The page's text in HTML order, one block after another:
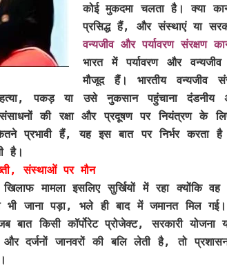
कोई मुकदमा चलता है। क्या
प्रसिद्ध हैं, और संस्थाएं या
वन्यजीव और पर्यावरण संरक्षण
भारत में पर्यावरण और
मौजूद हैं। भारतीय वन्यजीव
पकड़ या उसे नुकसान पहुंचाना दंडनीय
की रक्षा और प्रदूषण पर नियंत्रण के
प्रभावी हैं, यह इस बात पर निर्भर करता है
है।
संस्थाओं पर मौन
मामला इसलिए सुर्खियों में रहा क्योंकि वह
जाना पड़ा, भले ही बाद में जमानत मिल गई।
किसी कॉर्पोरेट प्रोजेक्ट, सरकारी योजना
दर्जनों जानवरों की बलि लेती है, तो